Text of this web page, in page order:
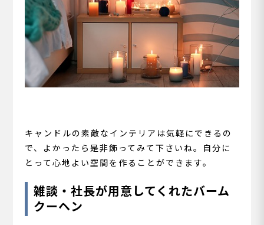
キャンドルの素敵なインテリアは気軽にできるの
で、よかったら是非飾ってみて下さいね。自分に
とって心地よい空間を作ることができます。
雑談・社長が用意してくれたバーム
クーヘン